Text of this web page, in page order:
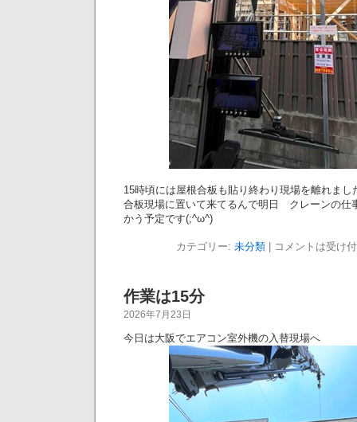
15時頃には屋根合板も貼り終わり現場を離れまし
合板現場に置いて来てるんで明日 クレーンの仕
かう予定です(;^ω^)
カテゴリー: 未分類 コメントは受け
作業は15分
2026年7月23日
今日は大阪でエアコン室外機の入替現場へ